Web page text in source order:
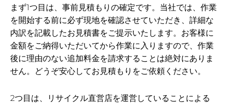
まず1つ目は、事前見積もりの確定です。当社では、作業
を開始する前に必ず現地を確認させていただき、詳細な
内訳を記載したお見積書をご提示いたします。お客様に
金額をご納得いただいてから作業に入りますので、作業
後に理由のない追加料金を請求することは絶対にありま
せん。どうぞ安心してお見積もりをご依頼ください。
2つ目は、リサイクル直営店を運営していることによる